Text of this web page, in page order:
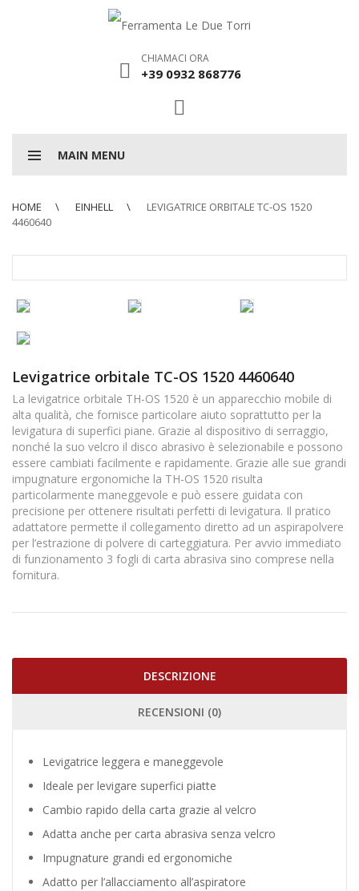
CHIAMACI ORA
+39 0932 868776
MAIN MENU
HOME EINHELL
LEVIGATRICE ORBITALE TC-OS 1520
4460640
Levigatrice orbitale TC-OS 1520 4460640
La levigatrice orbitale TH-OS 1520 è un apparecchio mobile di
alta qualità, che fornisce particolare aiuto soprattutto per la
levigatura di superfici piane. Grazie al dispositivo di serraggio,
nonché la suo velcro il disco abrasivo è selezionabile e possono
essere cambiati facilmente e rapidamente. Grazie alle sue grandi
impugnature ergonomiche la TH-OS 1520 risulta
particolarmente maneggevole e può essere guidata con
precisione per ottenere risultati perfetti di levigatura. Il pratico
adattatore permette il collegamento diretto ad un aspirapolvere
per l’estrazione di polvere di carteggiatura. Per avvio immediato
di funzionamento 3 fogli di carta abrasiva sino comprese nella
fornitura.
DESCRIZIONE
RECENSIONI (0)
Levigatrice leggera e maneggevole
Ideale per levigare superfici piatte
Cambio rapido della carta grazie al velcro
Adatta anche per carta abrasiva senza velcro
Impugnature grandi ed ergonomiche
Adatto per l’allacciamento all’aspiratore